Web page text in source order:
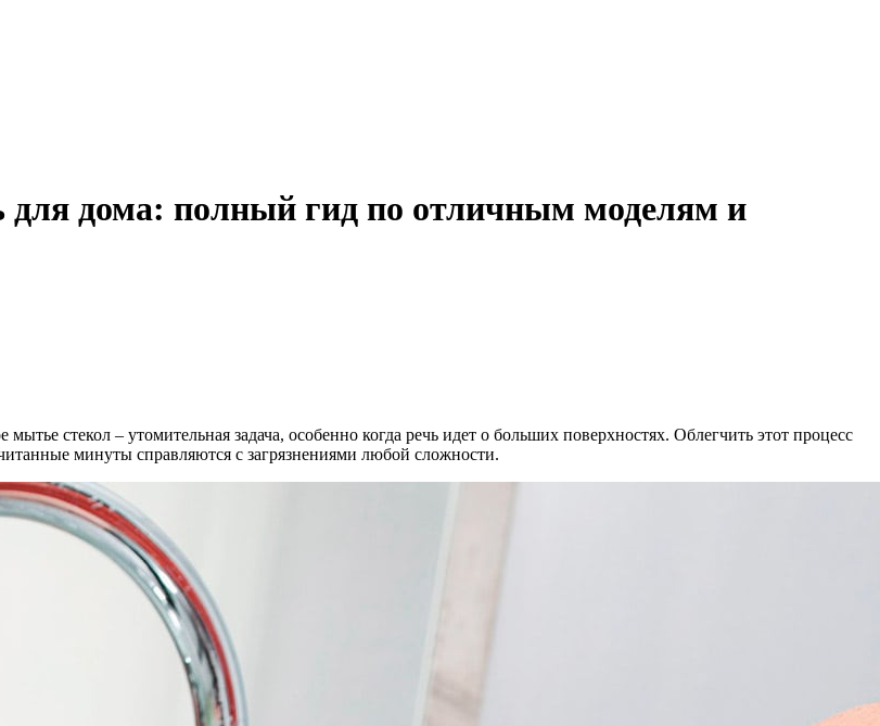
для дома: полный гид по отличным моделям и
стекол – утомительная задача, особенно когда речь идет о больших поверхностях. Облегчить этот процесс
минуты справляются с загрязнениями любой сложности.